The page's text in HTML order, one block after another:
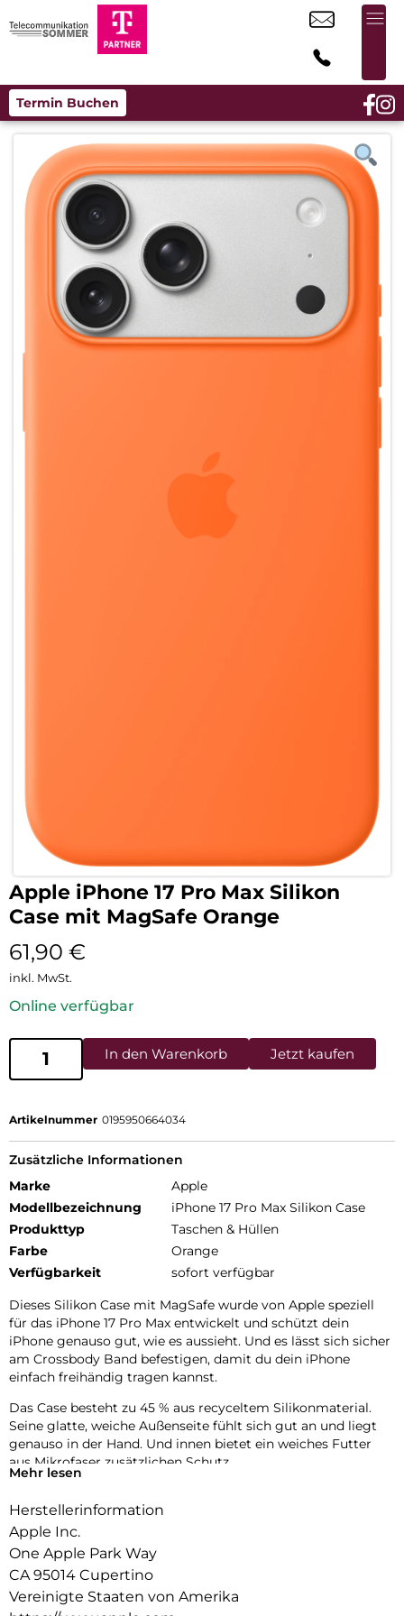
Termin Buchen
Apple iPhone 17 Pro Max Silikon
Case mit MagSafe Orange
61,90 €
inkl. MwSt.
Online verfügbar
In den Warenkorb Jetzt kaufen
Artikelnummer 0195950664034
Zusätzliche Informationen
Marke
Apple
Modellbezeichnung
iPhone 17 Pro Max Silikon Case
Produkttyp
Taschen & Hüllen
Farbe
Orange
Verfügbarkeit
sofort verfügbar
Dieses Silikon Case mit MagSafe wurde von Apple speziell
für das iPhone 17 Pro Max entwickelt und schützt dein
iPhone genauso gut, wie es aussieht. Und es lässt sich sicher
am Crossbody Band befestigen, damit du dein iPhone
einfach freihändig tragen kannst.
Das Case besteht zu 45 % aus recyceltem Silikon­material.
Seine glatte, weiche Außenseite fühlt sich gut an und liegt
genauso in der Hand. Und innen bietet ein weiches Futter
aus Mikrofaser zusätzlichen Schutz.
Es kommt mit Saphirglas mit einer leitenden Schicht, die die
Bewegungen deines Fingers zur Kamerasteuerung
überträgt.
Mit integrierten Magneten, die sich perfekt am iPhone 17 Pro
Max ausrichten, hält das Case ganz einfach und sorgt für
Mehr lesen
Herstellerinformation
Apple Inc.
One Apple Park Way
CA 95014 Cupertino
Vereinigte Staaten von Amerika